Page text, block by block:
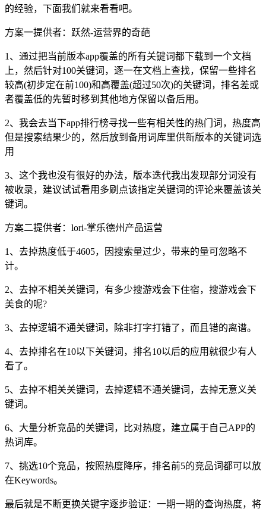
的经验，下面我们就来看看吧。
方案一提供者：跃然-运营界的奇葩
1、通过把当前版本app覆盖的所有关键词都下载到一个文档
上，然后针对100关键词，逐一在文档上查找，保留一些排名
较高(初步定在前100)和高覆盖(超过50次)的关键词，排名差或
者覆盖低的先暂时移到其他地方保留以备后用。
2、我会去当下app排行榜寻找一些有相关性的热门词，热度高
但是搜索结果少的，然后放到备用词库里供新版本的关键词选
用
3、这个我也没有很好的办法，版本迭代我出发现部分词没有
被收录，建议试试看用多刷点该指定关键词的评论来覆盖该关
键词。
方案二提供者：lori-掌乐德州产品运营
1、去掉热度低于4605，因搜索量过少，带来的量可忽略不
计。
2、去掉不相关关键词，有多少搜游戏会下住宿，搜游戏会下
美食的呢?
3、去掉逻辑不通关键词，除非打字打错了，而且错的离谱。
4、去掉排名在10以下关键词，排名10以后的应用就很少有人
看了。
5、去掉不相关关键词，去掉逻辑不通关键词，去掉无意义关
键词。
6、大量分析竞品的关键词，比对热度，建立属于自己APP的
热词库。
7、挑选10个竞品，按照热度降序，排名前5的竞品词都可以放
在Keywords。
最后就是不断更换关键字逐步验证：一期一期的查询热度，将